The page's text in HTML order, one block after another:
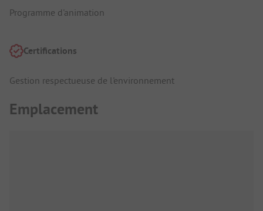
Programme d'animation
Certifications
Gestion respectueuse de l'environnement
Emplacement